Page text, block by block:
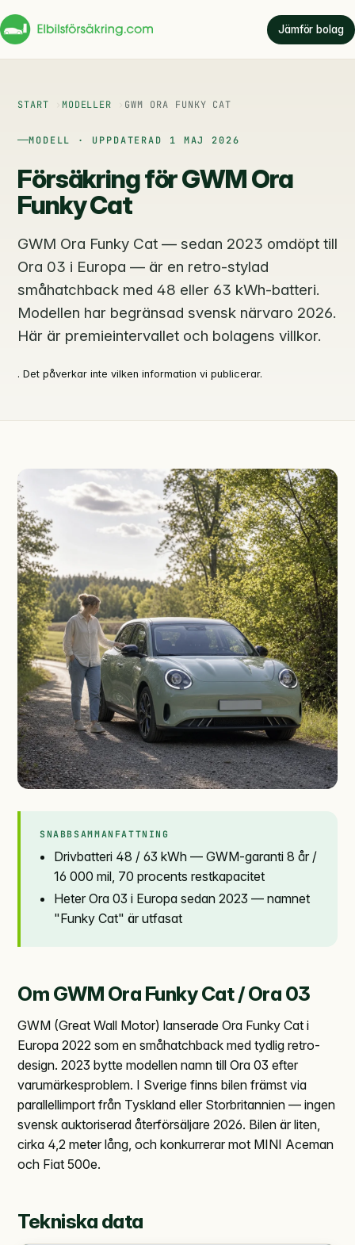
Jämför bolag
START MODELLER GWM ORA FUNKY CAT
MODELL · UPPDATERAD 1 MAJ 2026
Försäkring för GWM Ora
Funky Cat
GWM Ora Funky Cat — sedan 2023 omdöpt till
Ora 03 i Europa — är en retro-stylad
småhatchback med 48 eller 63 kWh-batteri.
Modellen har begränsad svensk närvaro 2026.
Här är premieintervallet och bolagens villkor.
. Det påverkar inte vilken information vi publicerar.
SNABBSAMMANFATTNING
Drivbatteri 48 / 63 kWh — GWM-garanti 8 år /
16 000 mil, 70 procents restkapacitet
Heter Ora 03 i Europa sedan 2023 — namnet
"Funky Cat" är utfasat
Om GWM Ora Funky Cat / Ora 03
GWM (Great Wall Motor) lanserade Ora Funky Cat i
Europa 2022 som en småhatchback med tydlig retro-
design. 2023 bytte modellen namn till Ora 03 efter
varumärkesproblem. I Sverige finns bilen främst via
parallellimport från Tyskland eller Storbritannien — ingen
svensk auktoriserad återförsäljare 2026. Bilen är liten,
cirka 4,2 meter lång, och konkurrerar mot MINI Aceman
och Fiat 500e.
Tekniska data